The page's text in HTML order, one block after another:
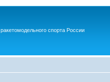
спорта России